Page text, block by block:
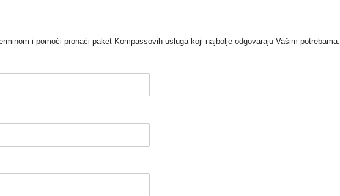
i pomoći pronaći paket Kompassovih usluga koji najbolje odgovaraju Vašim potrebama.